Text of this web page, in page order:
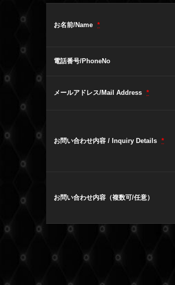
お名前/Name *
電話番号/PhoneNo
メールアドレス/Mail Address *
お問い合わせ内容 / Inquiry Details *
お問い合わせ内容（複数可/任意）